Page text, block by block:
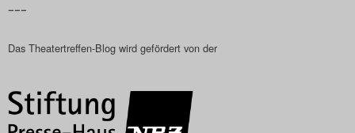
Search
–––
Das Theatertreffen-Blog wird gefördert von der